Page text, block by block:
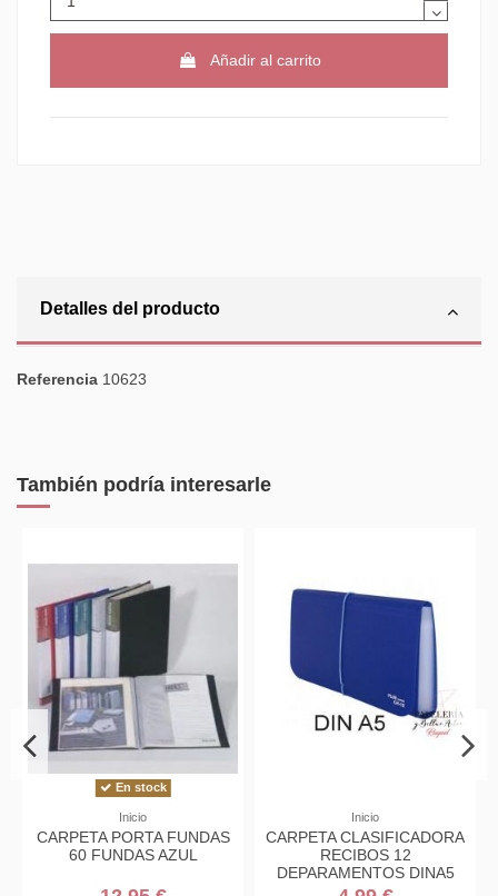
Añadir al carrito
Detalles del producto
Referencia 10623
También podría interesarle
PORTA FUNDAS
AZUL
CARPETA CLASIFICADORA
DEPARAMENTOS DINA5
CARPETA
TAMAÑO
20H